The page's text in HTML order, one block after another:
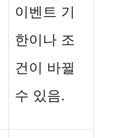
이벤트 기
한이나 조
건이 바뀔
수 있음.